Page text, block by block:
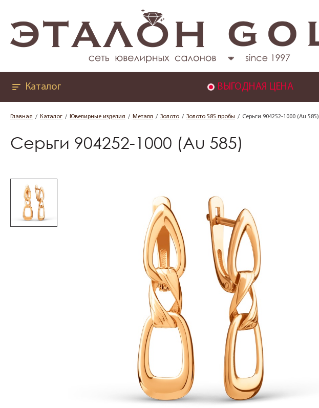
Каталог ВЫГОДНАЯ ЦЕНА
Главная Каталог Ювелирные изделия Металл Золото Золото 585 пробы Серьги 904252-1000 (Au 585)
Серьги 904252-1000 (Au 585)